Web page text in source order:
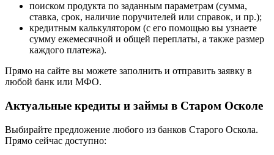
поиском продукта по заданным параметрам (сумма,
ставка, срок, наличие поручителей или справок, и пр.);
кредитным калькулятором (с его помощью вы узнаете
сумму ежемесячной и общей переплаты, а также размер
каждого платежа).
Прямо на сайте вы можете заполнить и отправить заявку в
любой банк или МФО.
Актуальные кредиты и займы в Старом Осколе
Выбирайте предложение любого из банков Старого Оскола.
Прямо сейчас доступно: